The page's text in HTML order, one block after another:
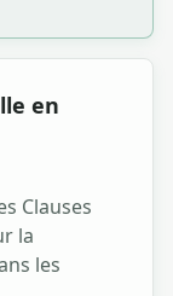
en
Clauses
la
les